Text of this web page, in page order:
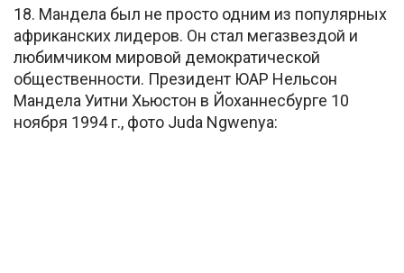
18. Мандела был не просто одним из популярных
африканских лидеров. Он стал мегазвездой и
любимчиком мировой демократической
общественности. Президент ЮАР Нельсон
Мандела Уитни Хьюстон в Йоханнесбурге 10
ноября 1994 г., фото Juda Ngwenya: